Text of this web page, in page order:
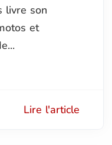
livre son
et
Lire l'article